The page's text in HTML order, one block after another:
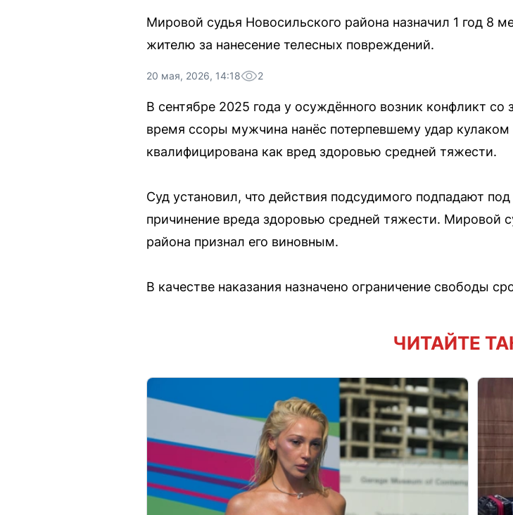
Мировой судья Новосильского района назначил 1 год 8
жителю за нанесение телесных повреждений.
20 мая, 2026, 14:18 2
В сентябре 2025 года у осуждённого возник конфликт
время ссоры мужчина нанёс потерпевшему удар
квалифицирована как вред здоровью средней тяжести.
Суд установил, что действия подсудимого подпадают
причинение вреда здоровью средней тяжести. Мировой
района признал его виновным.
В качестве наказания назначено ограничение свободы
ЧИТАЙТЕ